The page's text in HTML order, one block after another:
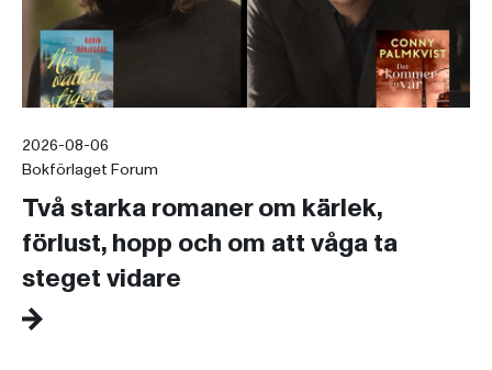
2026-08-06
Bokförlaget Forum
Två starka romaner om kärlek,
förlust, hopp och om att våga ta
steget vidare